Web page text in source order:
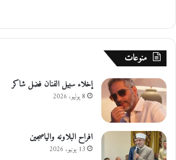
منوعات
إخلاء سبيل الفنان فضل شاكر
8 يوليو، 2026
افراح البلاونه والياصجين
13 يونيو، 2026